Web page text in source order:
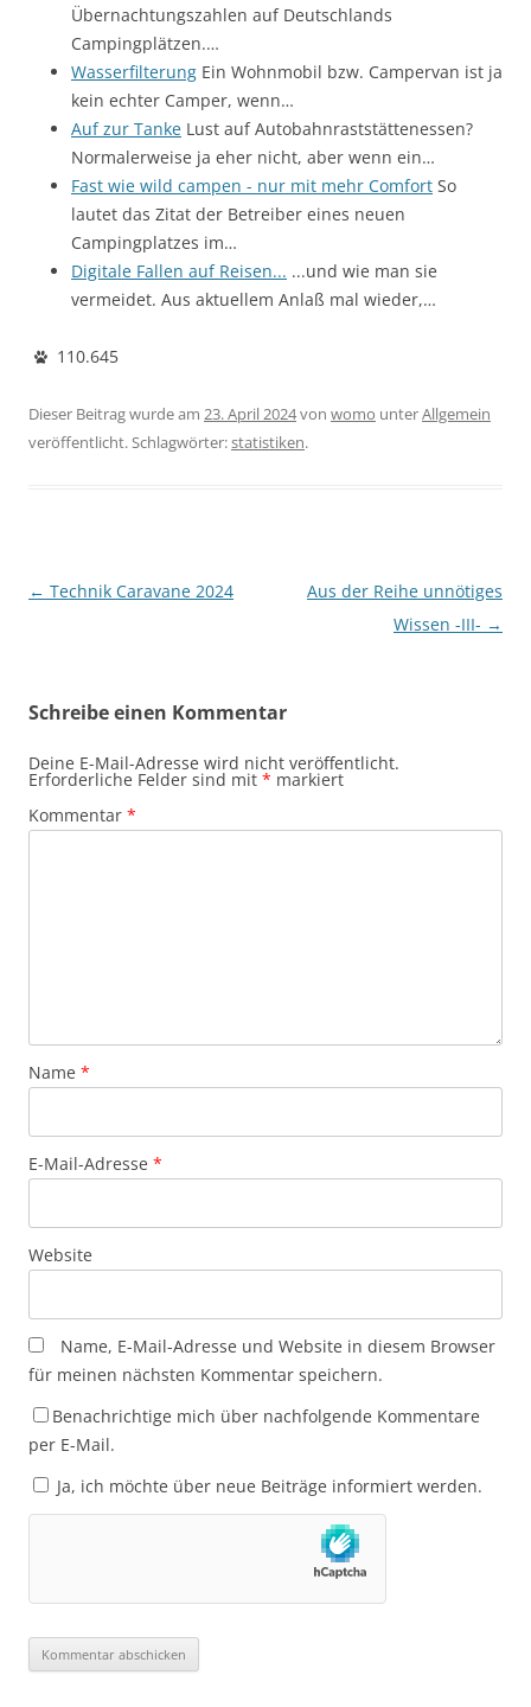
Übernachtungszahlen auf Deutschlands
Campingplätzen.…
Wasserfilterung Ein Wohnmobil bzw. Campervan ist ja
kein echter Camper, wenn…
Auf zur Tanke Lust auf Autobahnraststättenessen?
Normalerweise ja eher nicht, aber wenn ein…
Fast wie wild campen - nur mit mehr Comfort So
lautet das Zitat der Betreiber eines neuen
Campingplatzes im…
Digitale Fallen auf Reisen... ...und wie man sie
vermeidet. Aus aktuellem Anlaß mal wieder,…
110.645
Dieser Beitrag wurde am 23. April 2024von womo unterAllgemein
veröffentlicht. Schlagwörter:statistiken.
Beitragsnavigation
← Technik Caravane 2024
Aus der Reihe unnötiges
Wissen -III- →
Schreibe einen Kommentar
Deine E-Mail-Adresse wird nicht veröffentlicht.
Erforderliche Felder sind mit * markiert
Kommentar *
Name *
E-Mail-Adresse *
Website
Name, E-Mail-Adresse und Website in diesem Browser
für meinen nächsten Kommentar speichern.
Benachrichtige mich über nachfolgende Kommentare
per E-Mail.
Ja, ich möchte über neue Beiträge informiert werden.